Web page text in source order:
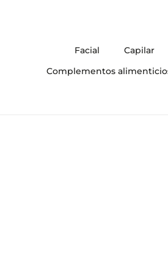
Facial Capilar
Complementos